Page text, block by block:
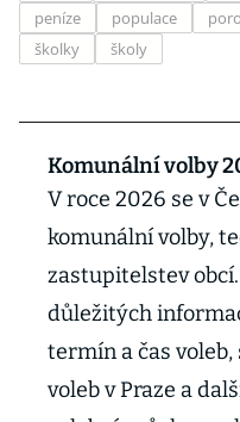
peníze
populace
školky
školy
Komunální volby
V roce 2026 se v
komunální volby,
zastupitelstev
důležitých
termín a čas
voleb v Praze a